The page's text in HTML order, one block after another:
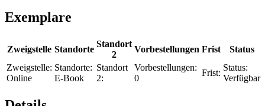
Exemplare
Zweigstelle Standorte
Standort
2
Vorbestellungen Frist
Status
Zweigstelle:
Online
Standorte:
E-Book
Standort
2:
Vorbestellungen:
0
Frist:
Status:
Verfügbar